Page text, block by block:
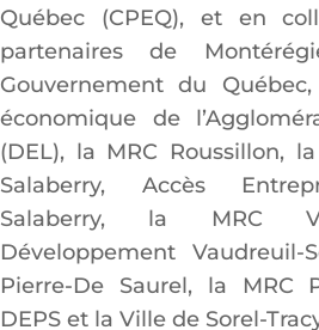
Québec (CPEQ), et en
partenaires de
Gouvernement du
économique de
(DEL), la MRC Roussillon,
Salaberry, Accès
Salaberry, la MRC
Développement Vaudreuil-
Pierre-De Saurel, la MRC
DEPS et la Ville de Sorel-